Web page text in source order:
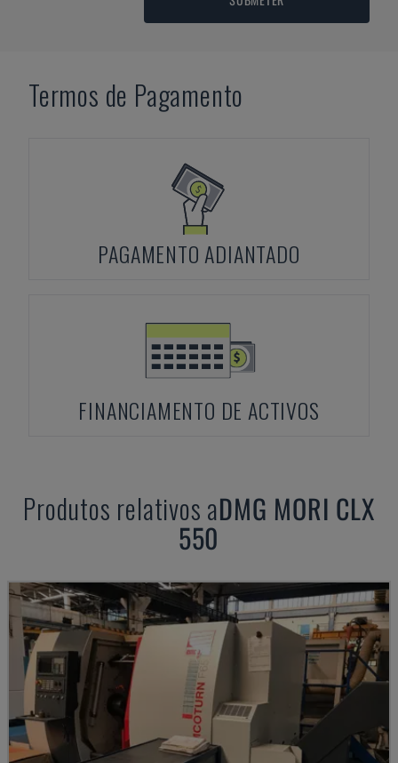
Termos de Pagamento
PAGAMENTO ADIANTADO
FINANCIAMENTO DE ACTIVOS
Produtos relativos aDMG MORI CLX
550